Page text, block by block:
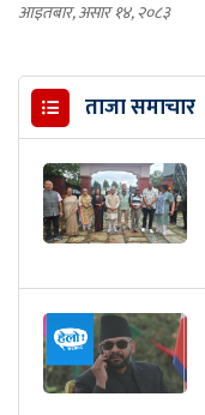
आइतबार, असार १४, २०८३
ताजा समाचार